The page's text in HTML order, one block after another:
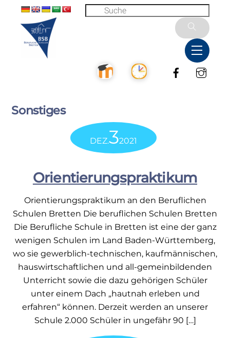
content
Menu
Facebook
Sonstiges
DEZ.32021
Orientierungspraktikum
Orientierungspraktikum an den Beruflichen
Schulen Bretten Die beruflichen Schulen Bretten
Die Berufliche Schule in Bretten ist eine der ganz
wenigen Schulen im Land Baden-Württemberg,
wo sie gewerblich-technischen, kaufmännischen,
hauswirtschaftlichen und all-gemeinbildenden
Unterricht sowie die dazu gehörigen Schüler
unter einem Dach „hautnah erleben und
erfahren“ können. Derzeit werden an unserer
Schule 2.000 Schüler in ungefähr 90 […]